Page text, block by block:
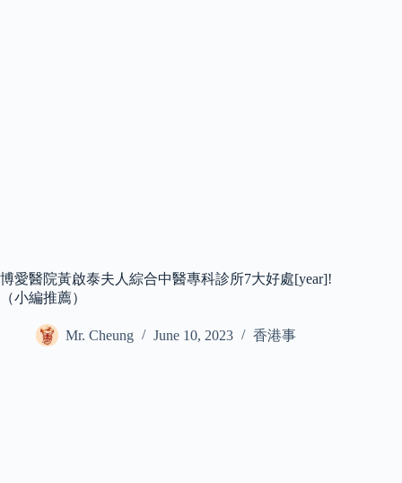
博愛醫院黃啟泰夫人綜合中醫專科診所7大好處[year]!
（小編推薦）
Mr. Cheung June 10, 2023 香港事